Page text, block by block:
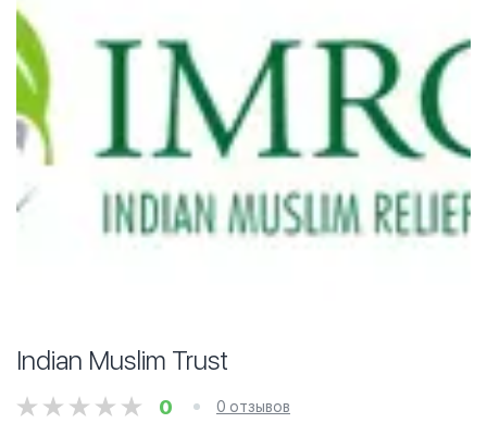
Indian Muslim Trust
0 0 отзывов